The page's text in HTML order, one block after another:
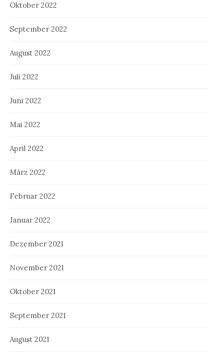
Oktober 2022
September 2022
August 2022
Juli 2022
Juni 2022
Mai 2022
April 2022
März 2022
Februar 2022
Januar 2022
Dezember 2021
November 2021
Oktober 2021
September 2021
August 2021